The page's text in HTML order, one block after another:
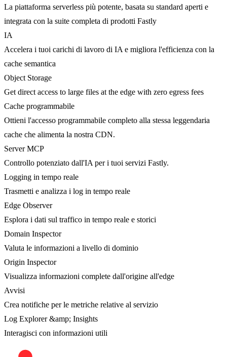
La piattaforma serverless più potente, basata su standard aperti e
integrata con la suite completa di prodotti Fastly
IA
Accelera i tuoi carichi di lavoro di IA e migliora l'efficienza con la
cache semantica
Object Storage
Get direct access to large files at the edge with zero egress fees
Cache programmabile
Ottieni l'accesso programmabile completo alla stessa leggendaria
cache che alimenta la nostra CDN.
Server MCP
Controllo potenziato dall'IA per i tuoi servizi Fastly.
Logging in tempo reale
Trasmetti e analizza i log in tempo reale
Edge Observer
Esplora i dati sul traffico in tempo reale e storici
Domain Inspector
Valuta le informazioni a livello di dominio
Origin Inspector
Visualizza informazioni complete dall'origine all'edge
Avvisi
Crea notifiche per le metriche relative al servizio
Log Explorer &amp; Insights
Interagisci con informazioni utili